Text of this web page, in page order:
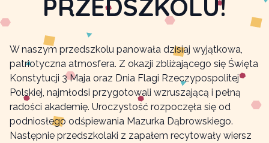
PRZEDSZKOLU!
W naszym przedszkolu panowała dzisiaj wyjątkowa,
patriotyczna atmosfera. Z okazji zbliżającego się Święta
Konstytucji 3 Maja oraz Dnia Flagi Rzeczypospolitej
Polskiej, najmłodsi przygotowali wzruszającą i pełną
radości akademię. Uroczystość rozpoczęła się od
podniosłego odśpiewania Mazurka Dąbrowskiego.
Następnie przedszkolaki z zapałem recytowały wiersz